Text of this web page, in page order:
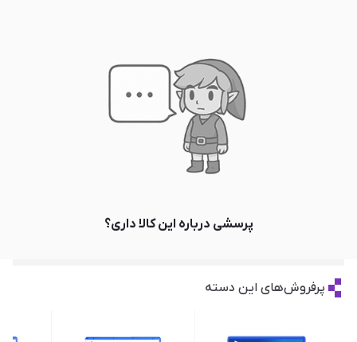
پرسشی درباره این کالا داری؟
پرفروش‌های این دسته